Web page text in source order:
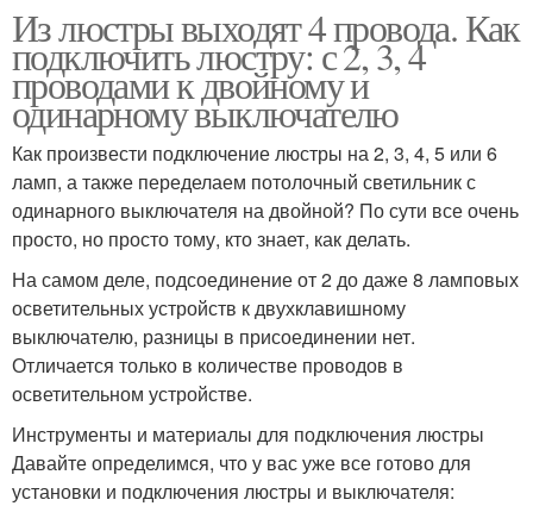
Провода на люстре Провода в люстре
Из люстры выходят 4 провода. Как
подключить люстру: с 2, 3, 4
проводами к двойному и
одинарному выключателю
Как произвести подключение люстры на 2, 3, 4, 5 или 6
ламп, а также переделаем потолочный светильник с
одинарного выключателя на двойной? По сути все очень
просто, но просто тому, кто знает, как делать.
На самом деле, подсоединение от 2 до даже 8 ламповых
осветительных устройств к двухклавишному
выключателю, разницы в присоединении нет.
Отличается только в количестве проводов в
осветительном устройстве.
Инструменты и материалы для подключения люстры
Давайте определимся, что у вас уже все готово для
установки и подключения люстры и выключателя: